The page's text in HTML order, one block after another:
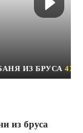
ИЗ БРУСА 4Х6
из бруса